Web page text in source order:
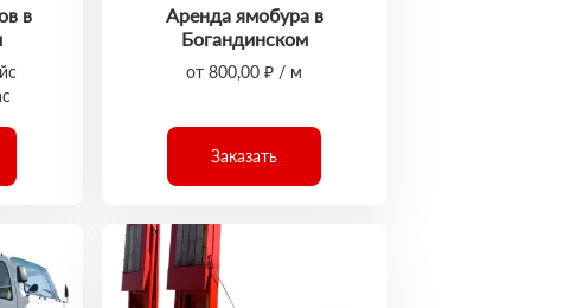
в
Аренда ямобура в
Богандинском
от 800,00 ₽ / м
Заказать